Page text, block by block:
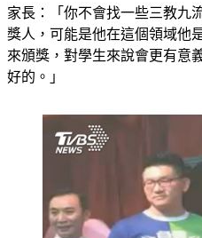
獎人，可能是他在這個領域他
來頒獎，對學生來說會更有意
好的。」